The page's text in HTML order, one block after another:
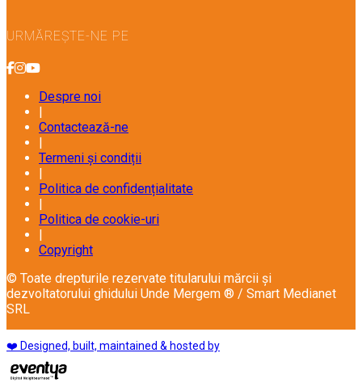
URMĂREȘTE-NE PE
Despre noi
|
Contactează-ne
|
Termeni și condiții
|
Politica de confidențialitate
|
Politica de cookie-uri
|
Copyright
© Toate drepturile rezervate titularului mărcii și
dezvoltatorului ghidului Unde Mergem ® / Smart Medianet
SRL
❤️ Designed, built, maintained & hosted by